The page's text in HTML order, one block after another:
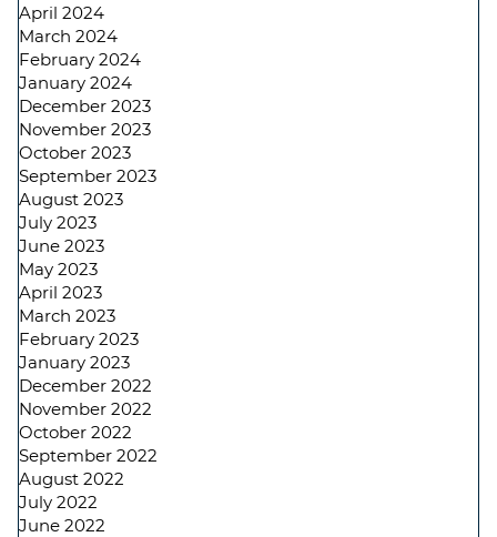
April 2024
March 2024
February 2024
January 2024
December 2023
November 2023
October 2023
September 2023
August 2023
July 2023
June 2023
May 2023
April 2023
March 2023
February 2023
January 2023
December 2022
November 2022
October 2022
September 2022
August 2022
July 2022
June 2022